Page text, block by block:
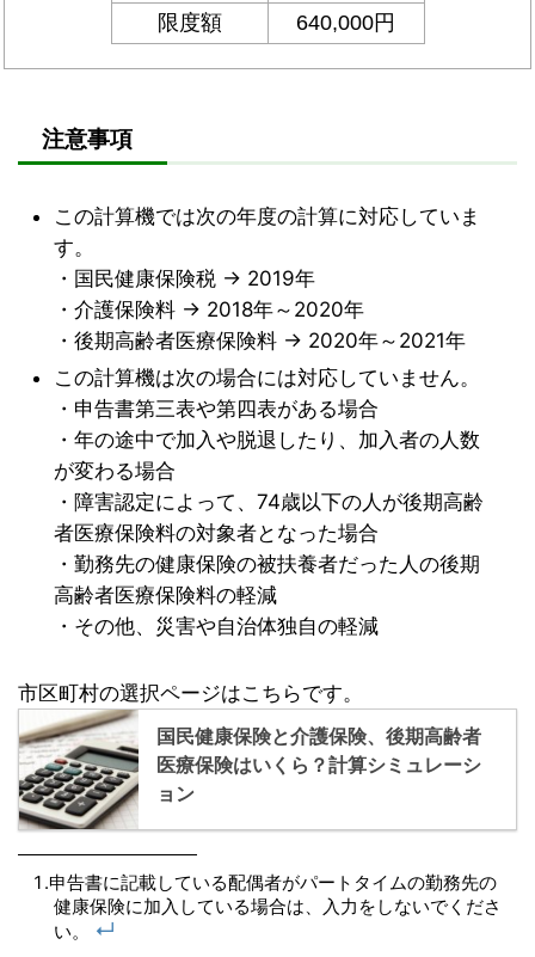
注意事項
この計算機では次の年度の計算に対応していま
す。
・国民健康保険税 → 2019年
・介護保険料 → 2018年～2020年
・後期高齢者医療保険料 → 2020年～2021年
この計算機は次の場合には対応していません。
・申告書第三表や第四表がある場合
・年の途中で加入や脱退したり、加入者の人数
が変わる場合
・障害認定によって、74歳以下の人が後期高齢
者医療保険料の対象者となった場合
・勤務先の健康保険の被扶養者だった人の後期
高齢者医療保険料の軽減
・その他、災害や自治体独自の軽減
市区町村の選択ページはこちらです。
国民健康保険と介護保険、後期高齢者
医療保険はいくら？計算シミュレーシ
ョン
申告書に記載している配偶者がパートタイムの勤務先の
健康保険に加入している場合は、入力をしないでくださ
い。
↵